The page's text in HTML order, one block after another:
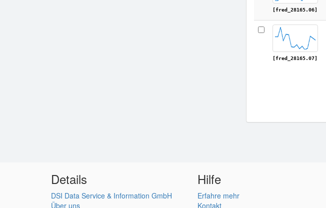
[fred_28165.06]
[fred_28165.07]
Details
DSI Data Service & Information GmbH
Über uns
Hilfe
Erfahre mehr
Kontakt